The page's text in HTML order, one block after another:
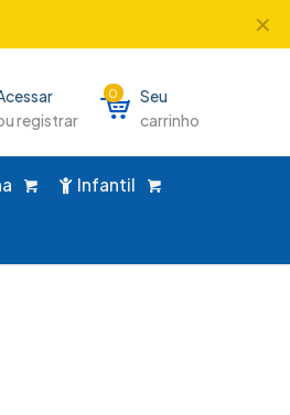
✕
registrar
0
Seu
carrinho
Infantil